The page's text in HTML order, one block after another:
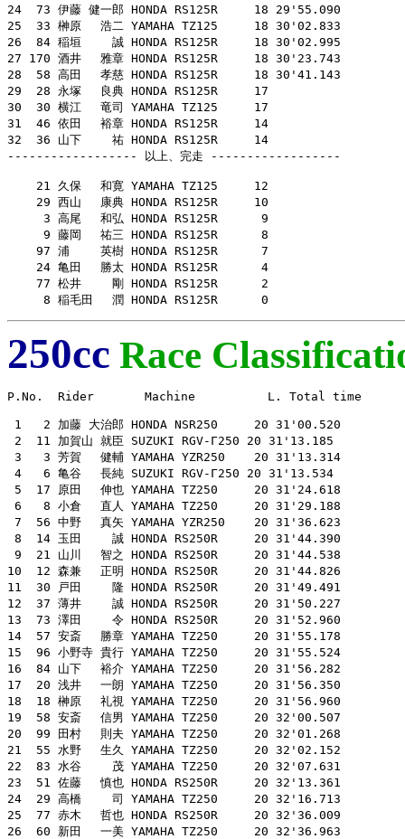
24  73 伊藤 健一郎 HONDA RS125R     18 29'55.090
25  33 榊原　 浩二 YAMAHA TZ125     18 30'02.833
26  84 稲垣　　 誠 HONDA RS125R     18 30'02.995
27 170 酒井　 雅章 HONDA RS125R     18 30'23.743
28  58 高田　 孝慈 HONDA RS125R     18 30'41.143
29  28 永塚　 良典 HONDA RS125R     17
30  30 横江　 竜司 YAMAHA TZ125     17
31  46 依田　 裕章 HONDA RS125R     14
32  36 山下　　 祐 HONDA RS125R     14
------------------ 以上、完走 ------------------
    21 久保　 和寛 YAMAHA TZ125     12
    29 西山　 康典 HONDA RS125R     10
     3 高尾　 和弘 HONDA RS125R      9
     9 藤岡　 祐三 HONDA RS125R      8
    97 浦　　 英樹 HONDA RS125R      7
    24 亀田　 勝太 HONDA RS125R      4
    77 松井　　 剛 HONDA RS125R      2
     8 稲毛田　 潤 HONDA RS125R      0
250cc Race
P.No.  Rider       Machine          L. Total time
1   2 加藤 大治郎 HONDA NSR250     20 31'00.520
2  11 加賀山 就臣 SUZUKI RGV-Γ250 20 31'13.185
3   3 芳賀　 健輔 YAMAHA YZR250    20 31'13.314
4   6 亀谷　 長純 SUZUKI RGV-Γ250 20 31'13.534
5  17 原田　 伸也 YAMAHA TZ250     20 31'24.618
6   8 小倉　 直人 YAMAHA TZ250     20 31'29.188
7  56 中野　 真矢 YAMAHA YZR250    20 31'36.623
8  14 玉田　　 誠 HONDA RS250R     20 31'44.390
9  21 山川　 智之 HONDA RS250R     20 31'44.538
10  12 森兼　 正明 HONDA RS250R     20 31'44.826
11  30 戸田　　 隆 HONDA RS250R     20 31'49.491
12  37 薄井　　 誠 HONDA RS250R     20 31'50.227
13  73 澤田　　 令 HONDA RS250R     20 31'52.960
14  57 安斎　 勝章 YAMAHA TZ250     20 31'55.178
15  96 小野寺 貴行 YAMAHA TZ250     20 31'55.524
16  84 山下　 裕介 YAMAHA TZ250     20 31'56.282
17  20 浅井　 一朗 YAMAHA TZ250     20 31'56.350
18  18 榊原　 礼視 YAMAHA TZ250     20 31'56.960
19  58 安斎　 信男 YAMAHA TZ250     20 32'00.507
20  99 田村　 則夫 YAMAHA TZ250     20 32'01.268
21  55 水野　 生久 YAMAHA TZ250     20 32'02.152
22  83 水谷　　 茂 YAMAHA TZ250     20 32'07.631
23  51 佐藤　 慎也 HONDA RS250R     20 32'13.361
24  29 高橋　　 司 YAMAHA TZ250     20 32'16.713
25  77 赤木　 哲也 HONDA RS250R     20 32'36.009
26  60 新田　 一美 YAMAHA TZ250     20 32'36.963